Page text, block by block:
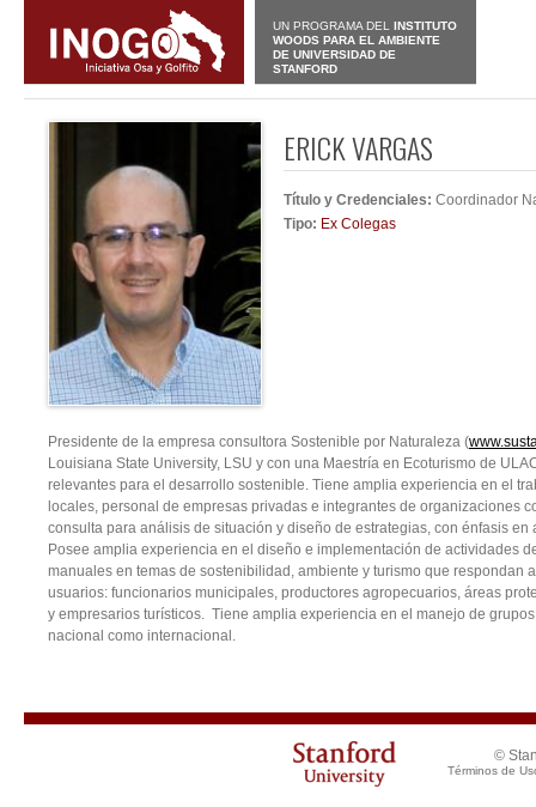
UN PROGRAMA DEL INSTITUTO
WOODS PARA EL AMBIENTE
DE UNIVERSIDAD DE
STANFORD
ERICK VARGAS
Título y Credenciales: Coordinador
Tipo: Ex Colegas
Presidente de la empresa consultora Sostenible por Naturaleza (
Louisiana State University, LSU y con una Maestría en Ecoturismo de
relevantes para el desarrollo sostenible. Tiene amplia experiencia en el
locales, personal de empresas privadas e integrantes de organizaciones
consulta para análisis de situación y diseño de estrategias, con énfasis
Posee amplia experiencia en el diseño e implementación de actividades
manuales en temas de sostenibilidad, ambiente y turismo que respondan
usuarios: funcionarios municipales, productores agropecuarios, áreas
y empresarios turísticos. Tiene amplia experiencia en el manejo de
nacional como internacional.
©
Términos de